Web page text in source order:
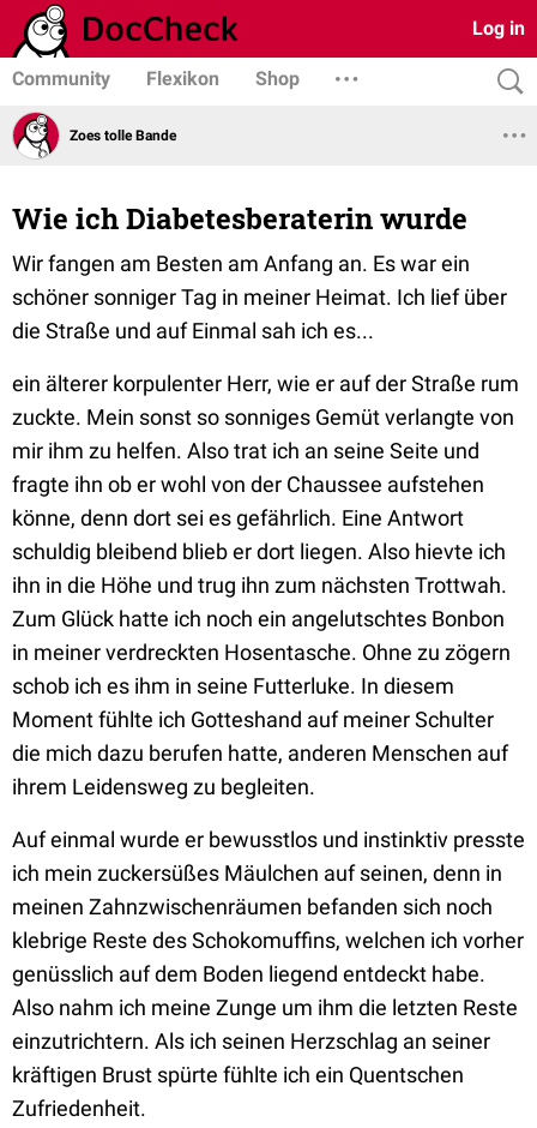
Log in
Community Flexikon Shop
Zoes tolle Bande
Wie ich Diabetesberaterin wurde
Wir fangen am Besten am Anfang an. Es war ein
schöner sonniger Tag in meiner Heimat. Ich lief über
die Straße und auf Einmal sah ich es...
ein älterer korpulenter Herr, wie er auf der Straße rum
zuckte. Mein sonst so sonniges Gemüt verlangte von
mir ihm zu helfen. Also trat ich an seine Seite und
fragte ihn ob er wohl von der Chaussee aufstehen
könne, denn dort sei es gefährlich. Eine Antwort
schuldig bleibend blieb er dort liegen. Also hievte ich
ihn in die Höhe und trug ihn zum nächsten Trottwah.
Zum Glück hatte ich noch ein angelutschtes Bonbon
in meiner verdreckten Hosentasche. Ohne zu zögern
schob ich es ihm in seine Futterluke. In diesem
Moment fühlte ich Gotteshand auf meiner Schulter
die mich dazu berufen hatte, anderen Menschen auf
ihrem Leidensweg zu begleiten.
Auf einmal wurde er bewusstlos und instinktiv presste
ich mein zuckersüßes Mäulchen auf seinen, denn in
meinen Zahnzwischenräumen befanden sich noch
klebrige Reste des Schokomuffins, welchen ich vorher
genüsslich auf dem Boden liegend entdeckt habe.
Also nahm ich meine Zunge um ihm die letzten Reste
einzutrichtern. Als ich seinen Herzschlag an seiner
kräftigen Brust spürte fühlte ich ein Quentschen
Zufriedenheit.